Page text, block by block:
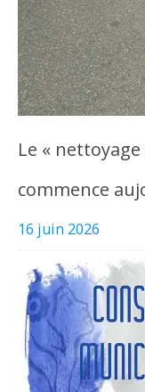
Le «
commence
16 juin 2026